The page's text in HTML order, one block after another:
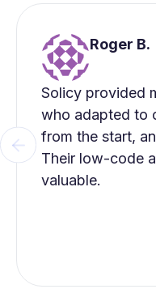
Previous slide
Roger B.
Solicy provided
who adapted to
from the start,
Their low-code
valuable.